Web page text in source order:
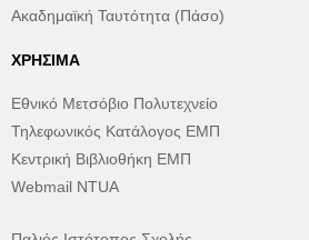
Ακαδημαϊκή Ταυτότητα (Πάσο)
ΧΡΉΣΙΜΑ
Εθνικό Μετσόβιο Πολυτεχνείο
Τηλεφωνικός Κατάλογος ΕΜΠ
Κεντρική Βιβλιοθήκη ΕΜΠ
Webmail NTUA